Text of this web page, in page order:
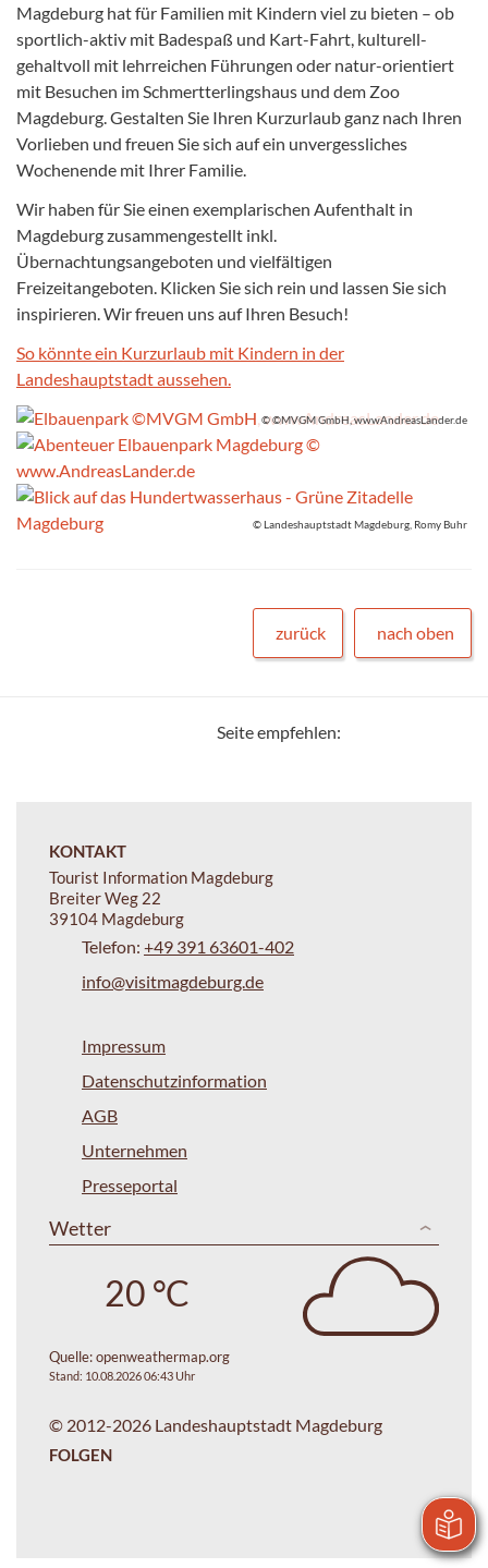
Magdeburg hat für Familien mit Kindern viel zu bieten – ob
sportlich-aktiv mit Badespaß und Kart-Fahrt, kulturell-
gehaltvoll mit lehrreichen Führungen oder natur-orientiert
mit Besuchen im Schmertterlingshaus und dem Zoo
Magdeburg. Gestalten Sie Ihren Kurzurlaub ganz nach Ihren
Vorlieben und freuen Sie sich auf ein unvergessliches
Wochenende mit Ihrer Familie.
Wir haben für Sie einen exemplarischen Aufenthalt in
Magdeburg zusammengestellt inkl.
Übernachtungsangeboten und vielfältigen
Freizeitangeboten. Klicken Sie sich rein und lassen Sie sich
inspirieren. Wir freuen uns auf Ihren Besuch!
So könnte ein Kurzurlaub mit Kindern in der
Landeshauptstadt aussehen.
© ©MVGM GmbH, wwwAndreasLander.de
© Landeshauptstadt Magdeburg, Romy Buhr
zurück nach oben
Seite empfehlen:
KONTAKT
Tourist Information Magdeburg
Breiter Weg 22
39104 Magdeburg
Telefon: +49 391 63601-402
info@visitmagdeburg.de
Impressum
Datenschutzinformation
AGB
Unternehmen
Presseportal
Wetter
20 °C
Quelle:openweathermap.org
Stand: 10.08.2026 06:43 Uhr
© 2012-2026 Landeshauptstadt Magdeburg
FOLGEN